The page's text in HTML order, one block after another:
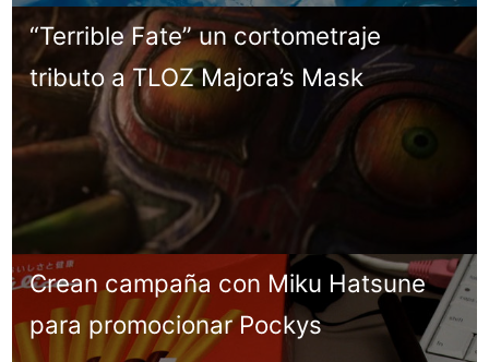
“Terrible Fate” un cortometraje
tributo a TLOZ Majora’s Mask
Crean campaña con Miku Hatsune
para promocionar Pockys